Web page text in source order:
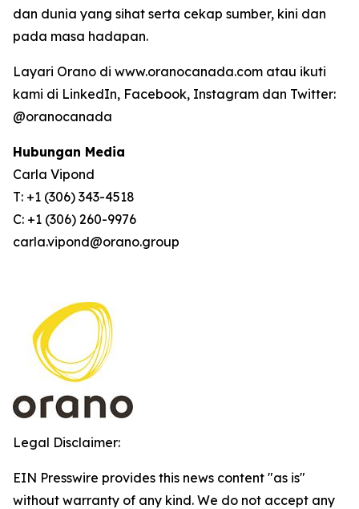
dan dunia yang sihat serta cekap sumber, kini dan
pada masa hadapan.
Layari Orano di www.oranocanada.com atau ikuti
kami di LinkedIn, Facebook, Instagram dan Twitter:
@oranocanada
Hubungan Media
Carla Vipond
T: +1 (306) 343-4518
C: +1 (306) 260-9976
carla.vipond@orano.group
Legal Disclaimer:
EIN Presswire provides this news content "as is"
without warranty of any kind. We do not accept any